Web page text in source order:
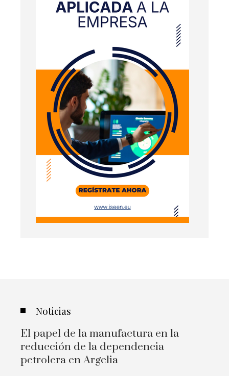
Noticias
El papel de la manufactura en la
reducción de la dependencia
petrolera en Argelia